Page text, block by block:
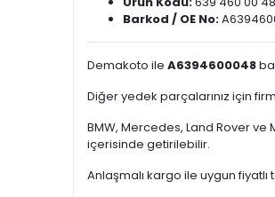
Barkod / OE No:
Demakoto ile A6394600048
Diğer yedek parçalarınız için
BMW, Mercedes, Land Rover
içerisinde getirilebilir.
Anlaşmalı kargo ile uygun